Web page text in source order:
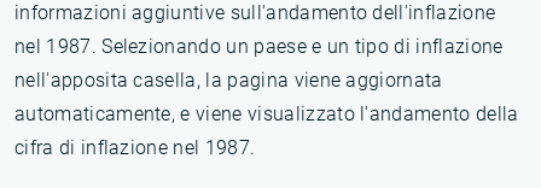
informazioni aggiuntive sull'andamento dell'inflazione
nel 1987. Selezionando un paese e un tipo di inflazione
nell'apposita casella, la pagina viene aggiornata
automaticamente, e viene visualizzato l'andamento della
cifra di inflazione nel 1987.